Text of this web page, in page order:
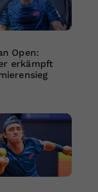
Open:
erkämpft